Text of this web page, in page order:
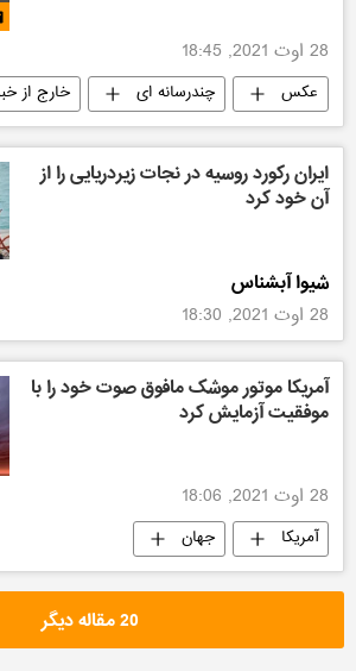
28 اوت 2021, 18:45
عکس چندرسانه ای خارج از
ایران رکورد روسیه در نجات زیردریایی را از
آن خود کرد
شیوا آبشناس
28 اوت 2021, 18:30
آمریکا موتور موشک مافوق صوت خود را با
موفقیت آزمایش کرد
28 اوت 2021, 18:06
آمریکا جهان
20 مقاله دیگر